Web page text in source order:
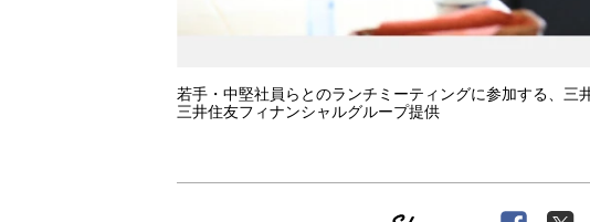
若手・中堅社員らとのランチミーティングに参加する、三
三井住友フィナンシャルグループ提供